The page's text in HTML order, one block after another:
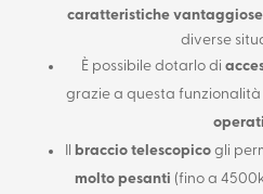
caratteristiche vantaggiose
diverse
È possibile dotarlo di
grazie a questa funzionalità
Ilbraccio telescopico gli
molto pesanti (fino a